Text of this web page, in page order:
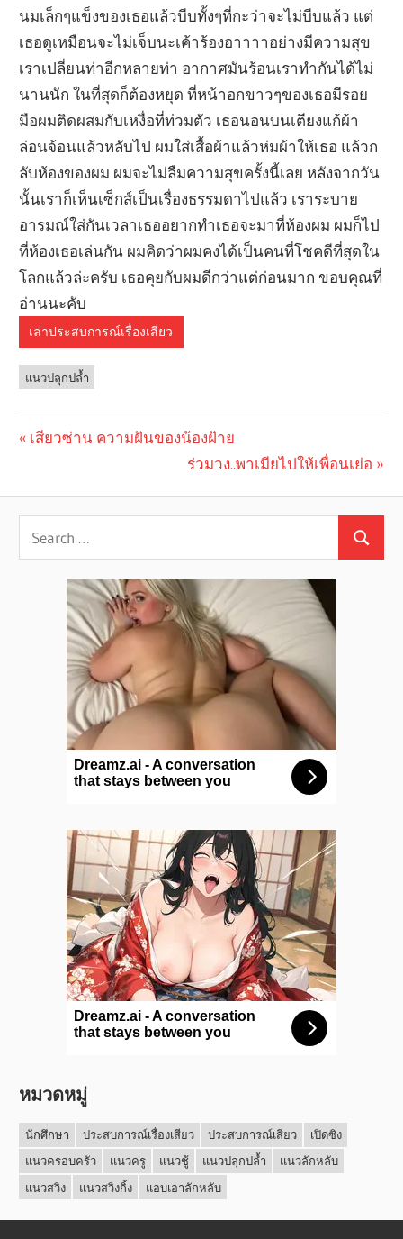
นมเล็กๆแข็งของเธอแล้วบีบทั้งๆที่กะว่าจะไม่บีบแล้ว แต่
เธอดูเหมือนจะไม่เจ็บนะเค้าร้องอาาาาอย่างมีความสุข
เราเปลี่ยนท่าอีกหลายท่า อากาศมันร้อนเราทำกันได้ไม่
นานนัก ในที่สุดก็ต้องหยุด ที่หน้าอกขาวๆของเธอมีรอย
มือผมติดผสมกับเหงื่อที่ท่วมตัว เธอนอนบนเตียงแก้ผ้า
ล่อนจ้อนแล้วหลับไป ผมใส่เสื้อผ้าแล้วห่มผ้าให้เธอ แล้วก
ลับห้องของผม ผมจะไม่ลืมความสุขครั้งนี้เลย หลังจากวัน
นั้นเราก็เห็นเซ็กส์เป็นเรื่องธรรมดาไปแล้ว เราระบาย
อารมณ์ใส่กันเวลาเธออยากทำเธอจะมาที่ห้องผม ผมก็ไป
ที่ห้องเธอเล่นกัน ผมคิดว่าผมคงได้เป็นคนที่โชคดีที่สุดใน
โลกแล้วล่ะครับ เธอคุยกับผมดีกว่าแต่ก่อนมาก ขอบคุณที่
อ่านนะคับ
เล่าประสบการณ์เรื่องเสียว
แนวปลุกปล้ำ
navigation
Previous
เสียวซ่าน ความฝันของน้องฝ้าย
Next
ร่วมวง..พาเมียไปให้เพื่อนเย่อ
หมวดหมู่
นักศึกษา ประสบการณ์เรื่องเสียว ประสบการณ์เสียว
เปิดซิง
แนวครอบครัว
แนวครู แนวชู้ แนวปลุกปล้ำ
แนวลักหลับ
แนวสวิง
แนวสวิงกิ้ง แอบเอาลักหลับ